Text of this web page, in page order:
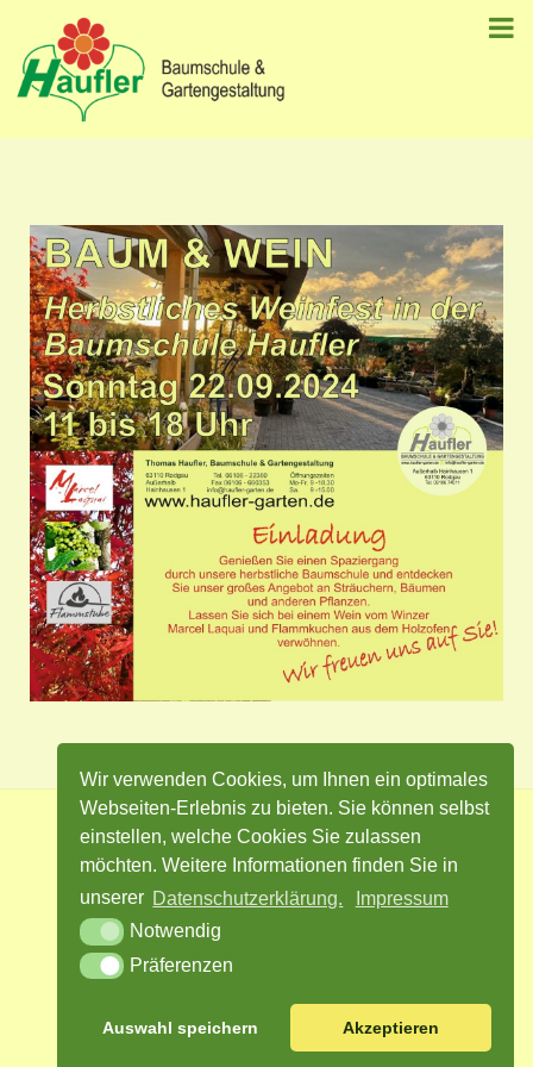
Wir verwenden Cookies, um Ihnen ein optimales
Webseiten-Erlebnis zu bieten. Sie können selbst
einstellen, welche Cookies Sie zulassen
möchten. Weitere Informationen finden Sie in
unserer Datenschutzerklärung.
Impressum
Notwendig
Präferenzen
Auswahl speichern Akzeptieren
ImpressumDatenschutzKontakt
Cookie Einstellungen
Twitter Instagram